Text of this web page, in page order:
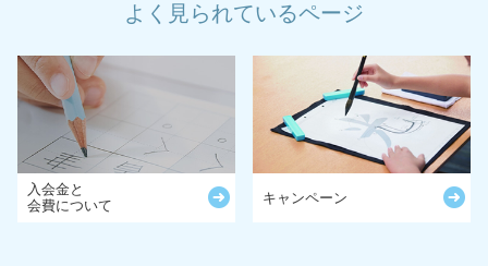
よく見られているページ
入会金と
会費について
キャンペーン